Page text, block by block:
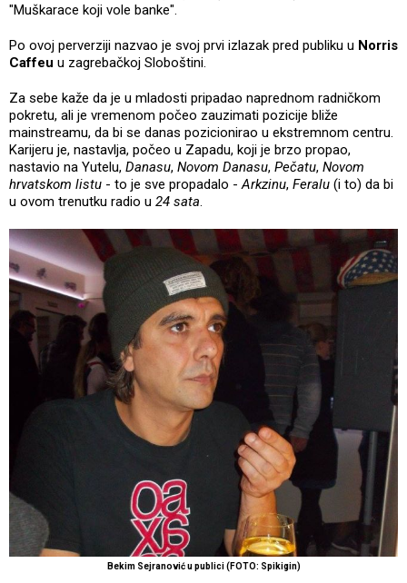
"Muškarace koji vole banke".
Po ovoj perverziji nazvao je svoj prvi izlazak pred publiku u Norris
Caffeu u zagrebačkoj Sloboštini.
Za sebe kaže da je u mladosti pripadao naprednom radničkom
pokretu, ali je vremenom počeo zauzimati pozicije bliže
mainstreamu, da bi se danas pozicionirao u ekstremnom centru.
Karijeru je, nastavlja, počeo u Zapadu, koji je brzo propao,
nastavio na Yutelu, Danasu, Novom Danasu, Pečatu, Novom
hrvatskom listu - to je sve propadalo -Arkzinu, Feralu (i to) da bi
u ovom trenutku radio u 24 sata.
Bekim Sejranović u publici (FOTO: Spikigin)